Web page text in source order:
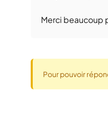
Merci beaucoup
Pour pouvoir